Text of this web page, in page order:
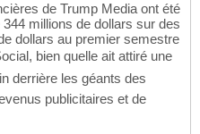
de Trump Media ont été
millions de dollars sur des
dollars au premier semestre
bien quelle ait attiré une
derrière les géants des
publicitaires et de